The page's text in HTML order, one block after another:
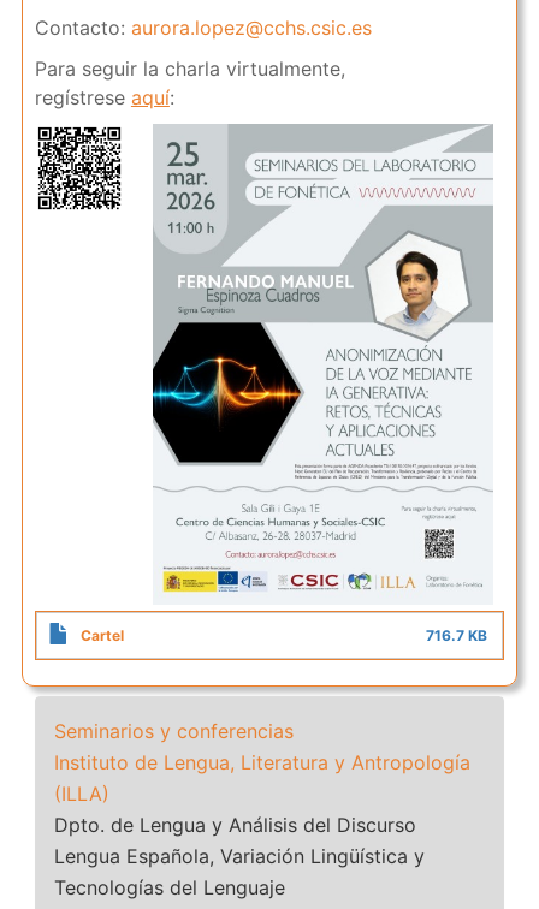
Contacto: aurora.lopez@cchs.csic.es
Para seguir la charla virtualmente,
regístrese aquí:
Cartel 716.7 KB
Seminarios y conferencias
Instituto de Lengua, Literatura y Antropología
(ILLA)
Dpto. de Lengua y Análisis del Discurso
Lengua Española, Variación Lingüística y
Tecnologías del Lenguaje